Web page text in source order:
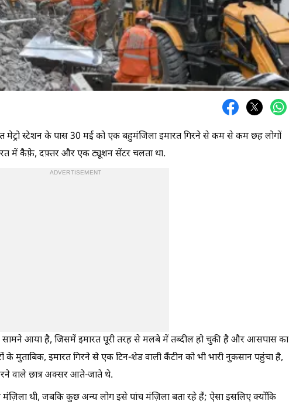
मेट्रो स्टेशन के पास 30 मई को एक बहुमंजिला इमारत गिरने से कम से कम छह लोगों
में कैफ़े, दफ़्तर और एक ट्यूशन सेंटर चलता था.
ADVERTISEMENT
सामने आया है, जिसमें इमारत पूरी तरह से मलबे में तब्दील हो चुकी है और आसपास का
मुताबिक, इमारत गिरने से एक टिन-शेड वाली कैंटीन को भी भारी नुकसान पहुंचा है,
वाले छात्र अक्सर आते-जाते थे.
थी, जबकि कुछ अन्य लोग इसे पांच मंज़िला बता रहे हैं; ऐसा इसलिए क्योंकि